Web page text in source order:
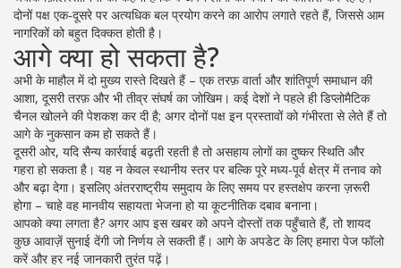
दोनों पक्ष एक‑दूसरे पर अत्यधिक बल प्रयोग करने का आरोप लगाते रहते हैं, जिससे आम
नागरिकों को बहुत दिक्कत होती है।
आगे क्या हो सकता है?
अभी के माहौल में दो मुख्य रास्ते दिखते हैं – एक तरफ़ वार्ता और शांतिपूर्ण समाधान की
आशा, दूसरी तरफ़ और भी तीव्र संघर्ष का जोखिम। कई देशों ने पहले ही डिप्लोमैटिक
चैनल खोलने की पेशकश कर दी है; अगर दोनों पक्ष इन प्रस्तावों को गंभीरता से लेते हैं तो
आगे के नुकसान कम हो सकते हैं।
दूसरी ओर, यदि सैन्य कार्रवाई बढ़ती रहती है तो असहाय लोगों का दुष्कर स्थिति और
गहरा हो सकता है। यह न केवल स्थानीय स्तर पर बल्कि पूरे मध्य‑पूर्व क्षेत्र में तनाव को
और बढ़ा देगा। इसलिए अंतरराष्ट्रीय समुदाय के लिए समय पर हस्तक्षेप करना ज़रूरी
होगा – चाहे वह मानवीय सहायता भेजना हो या कूटनीतिक दबाव बनाना।
आपको क्या लगता है? अगर आप इस खबर को अपने दोस्तों तक पहुँचाते हैं, तो शायद
कुछ आवाज़ें सुनाई देंगी जो निर्णय ले सकती हैं। आगे के अपडेट के लिए हमारा पेज फॉलो
करें और हर नई जानकारी तुरंत पढ़ें।